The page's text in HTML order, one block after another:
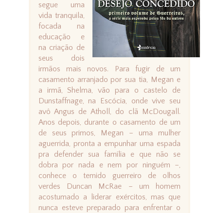
segue uma
vida tranquila,
focada na
educação e
na criação de
seus dois
irmãos mais novos. Para fugir de um
casamento arranjado por sua tia, Megan e
a irmã, Shelma, vão para o castelo de
Dunstaffnage, na Escócia, onde vive seu
avô Angus de Atholl, do clã McDougall.
Anos depois, durante o casamento de um
de seus primos, Megan – uma mulher
aguerrida, pronta a empunhar uma espada
pra defender sua família e que não se
dobra por nada e nem por ninguém –,
conhece o temido guerreiro de olhos
verdes Duncan McRae – um homem
acostumado a liderar exércitos, mas que
nunca esteve preparado para enfrentar o